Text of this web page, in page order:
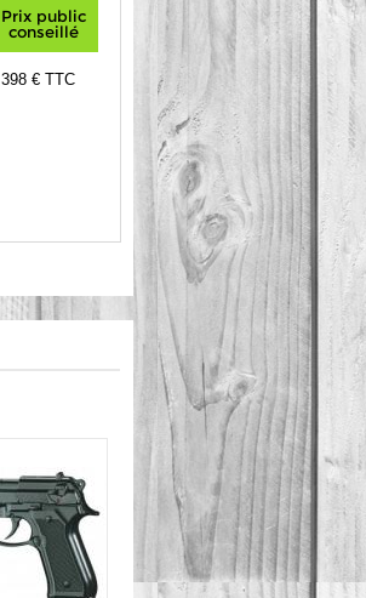
Prix public
conseillé
398€ TTC